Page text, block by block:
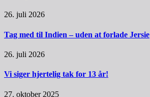
26. juli 2026
Tag med til Indien – uden at forlade Jersie
26. juli 2026
Vi siger hjertelig tak for 13 år!
27. oktober 2025